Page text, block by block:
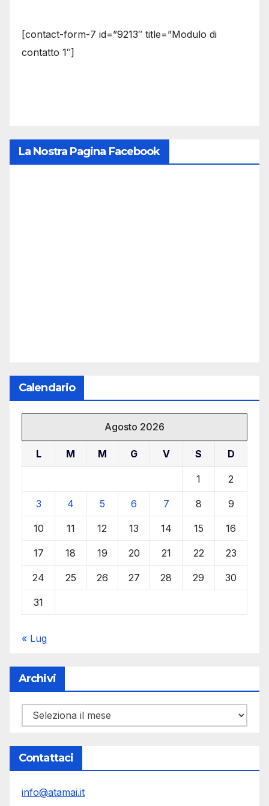
[contact-form-7 id=”9213″ title=”Modulo di
contatto 1″]
La Nostra Pagina Facebook
Calendario
Agosto 2026
L M M G V S D
1 2
3 4 5 6 7 8 9
10 11 12 13 14 15 16
17 18 19 20 21 22 23
24 25 26 27 28 29 30
31
« Lug
Archivi
Archivi
Contattaci
info@atamai.it